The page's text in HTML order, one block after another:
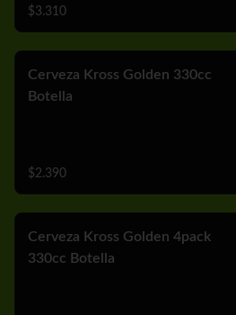
$3.310
Cerveza Kross Golden 330cc
Botella
$2.390
Cerveza Kross Golden 4pack
330cc Botella